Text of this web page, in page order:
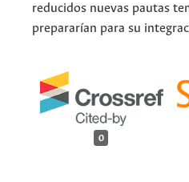
reducidos nuevas pautas
prepararían para su
0